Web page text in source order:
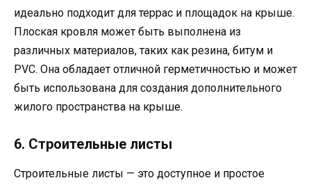
идеально подходит для террас и площадок на крыше.
Плоская кровля может быть выполнена из
различных материалов, таких как резина, битум и
PVC. Она обладает отличной герметичностью и может
быть использована для создания дополнительного
жилого пространства на крыше.
6. Строительные листы
Строительные листы — это доступное и простое